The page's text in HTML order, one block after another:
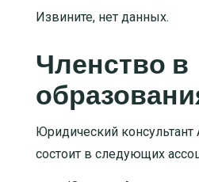
Извините, нет данных.
Членство в
Юридический
состоит в следующих